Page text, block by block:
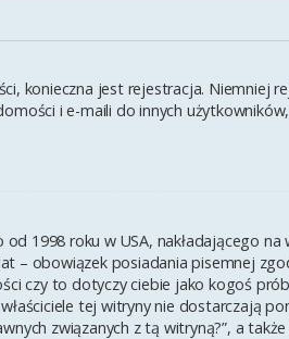
konieczna jest rejestracja. Niemniej
i e-maili do innych
1998 roku w USA, nakładającego
– obowiązek posiadania pisemnej
czy to dotyczy ciebie jako kogoś
tej witryny nie dostarczają
związanych z tą witryną?”, a